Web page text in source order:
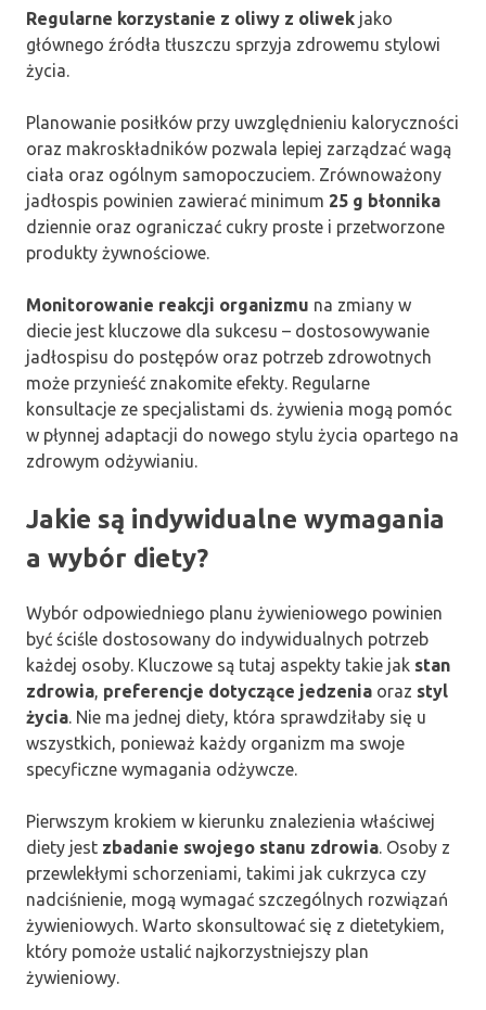
Regularne korzystanie z oliwy z oliwek jako
głównego źródła tłuszczu sprzyja zdrowemu stylowi
życia.
Planowanie posiłków przy uwzględnieniu kaloryczności
oraz makroskładników pozwala lepiej zarządzać wagą
ciała oraz ogólnym samopoczuciem. Zrównoważony
jadłospis powinien zawierać minimum 25 g błonnika
dziennie oraz ograniczać cukry proste i przetworzone
produkty żywnościowe.
Monitorowanie reakcji organizmu na zmiany w
diecie jest kluczowe dla sukcesu – dostosowywanie
jadłospisu do postępów oraz potrzeb zdrowotnych
może przynieść znakomite efekty. Regularne
konsultacje ze specjalistami ds. żywienia mogą pomóc
w płynnej adaptacji do nowego stylu życia opartego na
zdrowym odżywianiu.
Jakie są indywidualne wymagania
a wybór diety?
Wybór odpowiedniego planu żywieniowego powinien
być ściśle dostosowany do indywidualnych potrzeb
każdej osoby. Kluczowe są tutaj aspekty takie jak stan
zdrowia, preferencje dotyczące jedzenia oraz styl
życia. Nie ma jednej diety, która sprawdziłaby się u
wszystkich, ponieważ każdy organizm ma swoje
specyficzne wymagania odżywcze.
Pierwszym krokiem w kierunku znalezienia właściwej
diety jest zbadanie swojego stanu zdrowia. Osoby z
przewlekłymi schorzeniami, takimi jak cukrzyca czy
nadciśnienie, mogą wymagać szczególnych rozwiązań
żywieniowych. Warto skonsultować się z dietetykiem,
który pomoże ustalić najkorzystniejszy plan
żywieniowy.